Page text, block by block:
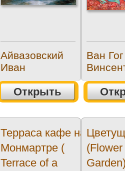
Айвазовский
Иван
Открыть
Ван Гог
Терраса кафе на
Монмартре (
Terrace of a
(Flower